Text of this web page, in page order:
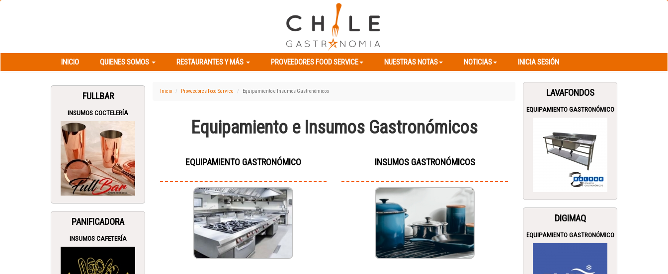
INICIO QUIENES SOMOS RESTAURANTES Y MÁS PROVEEDORES FOOD SERVICE NUESTRAS NOTAS NOTICIAS INICIA SESIÓN
PROVEEDORES FOOD SERVICE
FULLBAR
INSUMOS COCTELERÍA
PANIFICADORA
INSUMOS CAFETERÍA
Inicio Proveedores Food Service Equipamiento e Insumos Gastronómicos
Equipamiento e Insumos Gastronómicos
EQUIPAMIENTO GASTRONÓMICO INSUMOS GASTRONÓMICOS
LAVAFONDOS
EQUIPAMIENTO GASTRONÓMICO
DIGIMAQ
EQUIPAMIENTO GASTRONÓMICO